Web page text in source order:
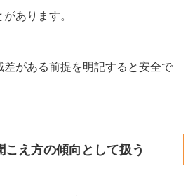
あります。
差がある前提を明記すると安全で
え方の傾向として扱う